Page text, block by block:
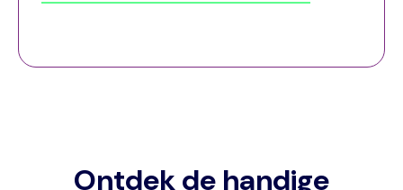
Ontdek de handige